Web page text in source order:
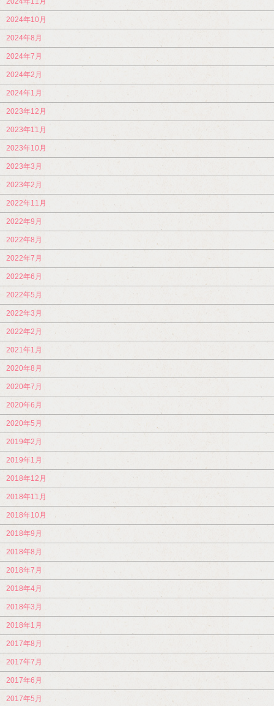
2024年10月
2024年8月
2024年7月
2024年2月
2024年1月
2023年12月
2023年11月
2023年10月
2023年3月
2023年2月
2022年11月
2022年9月
2022年8月
2022年7月
2022年6月
2022年5月
2022年3月
2022年2月
2021年1月
2020年8月
2020年7月
2020年6月
2020年5月
2019年2月
2019年1月
2018年12月
2018年11月
2018年10月
2018年9月
2018年8月
2018年7月
2018年4月
2018年3月
2018年1月
2017年8月
2017年7月
2017年6月
2017年5月